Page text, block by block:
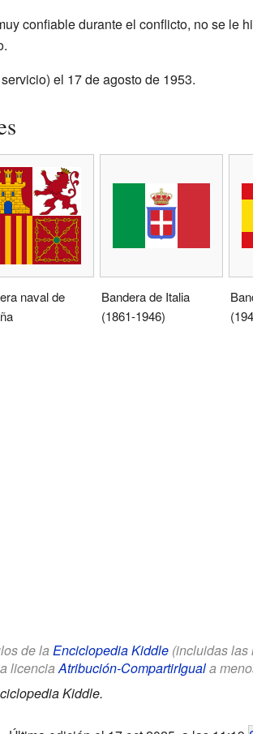
confiable durante el conflicto, no se le
el 17 de agosto de 1953.
naval de
Bandera de Italia
(1861-1946)
de la Enciclopedia Kiddle(incluidas las
licencia Atribución-CompartirIguala
Kiddle.